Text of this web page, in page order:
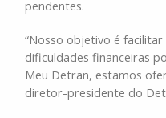
pendentes.
“Nosso objetivo é
dificuldades financeiras
Meu Detran, estamos
diretor-presidente do